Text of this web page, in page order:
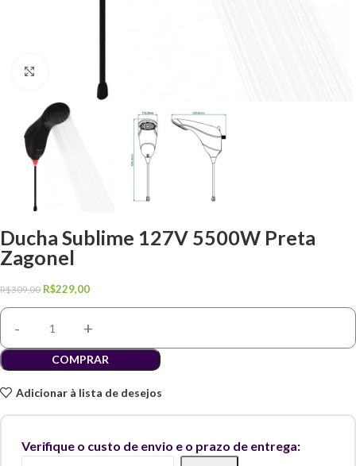
Ducha Sublime 127V 5500W Preta
Zagonel
R$309,00 R$229,00
COMPRAR
Adicionar à lista de desejos
Verifique o custo de envio e o prazo de entrega: